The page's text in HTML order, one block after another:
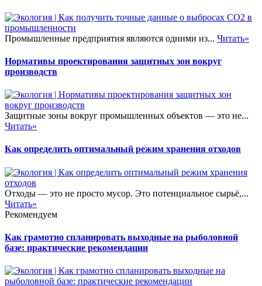
Промышленные предприятия являются одними из... Читать»
Нормативы проектирования защитных зон вокруг
производств
Защитные зоны вокруг промышленных объектов — это не...
Читать»
Как определить оптимальный режим хранения отходов
Отходы — это не просто мусор. Это потенциальное сырьё,...
Читать»
Рекомендуем
Как грамотно спланировать выходные на рыболовной
базе: практические рекомендации